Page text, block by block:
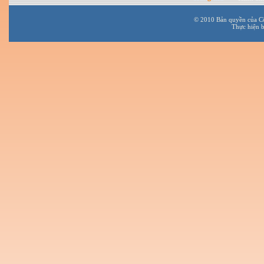
© 2010 Bản quyền của
Thực hiện